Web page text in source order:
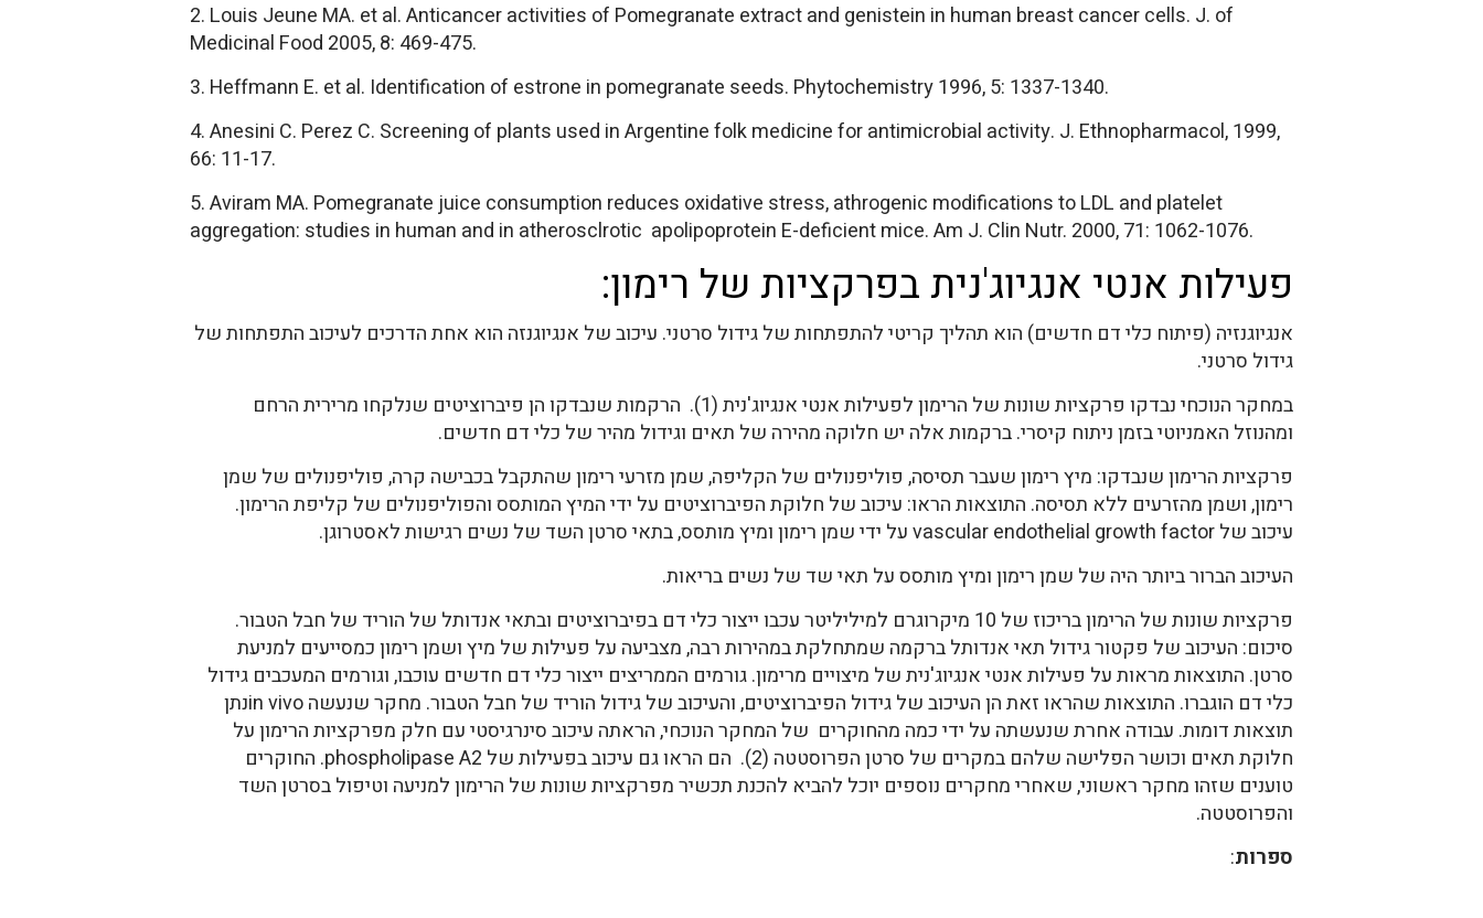
2. Louis Jeune MA. et al. Anticancer activities of Pomegranate extract and genistein in human breast cancer cells. J. of
Medicinal Food 2005, 8: 469-475.
3. Heffmann E. et al. Identification of estrone in pomegranate seeds. Phytochemistry 1996, 5: 1337-1340.
4. Anesini C. Perez C. Screening of plants used in Argentine folk medicine for antimicrobial activity. J. Ethnopharmacol, 1999,
66: 11-17.
5. Aviram MA. Pomegranate juice consumption reduces oxidative stress, athrogenic modifications to LDL and platelet
aggregation: studies in human and in atherosclrotic apolipoprotein E-deficient mice. Am J. Clin Nutr. 2000, 71: 1062-1076.
פעילות אנטי אנגיוג'נית בפרקציות של רימון:
אנגיוגנזיה (פיתוח כלי דם חדשים) הוא תהליך קריטי להתפתחות של גידול סרטני. עיכוב של אנגיוגנזה הוא אחת הדרכים לעיכוב התפתחות של
גידול סרטני.
במחקר הנוכחי נבדקו פרקציות שונות של הרימון לפעילות אנטי אנגיוג'נית (1). הרקמות שנבדקו הן פיברוציטים שנלקחו מרירית הרחם
ומהנוזל האמניוטי בזמן ניתוח קיסרי. ברקמות אלה יש חלוקה מהירה של תאים וגידול מהיר של כלי דם חדשים.
פרקציות הרימון שנבדקו: מיץ רימון שעבר תסיסה, פוליפנולים של הקליפה, שמן מזרעי רימון שהתקבל בכבישה קרה, פוליפנולים של שמן
רימון, ושמן מהזרעים ללא תסיסה. התוצאות הראו: עיכוב של חלוקת הפיברוציטים על ידי המיץ המותסס והפוליפנולים של קליפת הרימון.
עיכוב של vascular endothelial growth factor על ידי שמן רימון ומיץ מותסס, בתאי סרטן השד של נשים רגישות לאסטרוגן.
העיכוב הברור ביותר היה של שמן רימון ומיץ מותסס על תאי שד של נשים בריאות.
פרקציות שונות של הרימון בריכוז של 10 מיקרוגרם למיליליטר עכבו ייצור כלי דם בפיברוציטים ובתאי אנדותל של הוריד של חבל הטבור.
סיכום: העיכוב של פקטור גידול תאי אנדותל ברקמה שמתחלקת במהירות רבה, מצביעה על פעילות של מיץ ושמן רימון כמסייעים למניעת
סרטן. התוצאות מראות על פעילות אנטי אנגיוג'נית של מיצויים מרימון. גורמים הממריצים ייצור כלי דם חדשים עוכבו, וגורמים המעכבים גידול
כלי דם הוגברו. התוצאות שהראו זאת הן העיכוב של גידול הפיברוציטים, והעיכוב של גידול הוריד של חבל הטבור. מחקר שנעשה in vivoנתן
תוצאות דומות. עבודה אחרת שנעשתה על ידי כמה מהחוקרים של המחקר הנוכחי, הראתה עיכוב סינרגיסטי עם חלק מפרקציות הרימון על
חלוקת תאים וכושר הפלישה שלהם במקרים של סרטן הפרוסטטה (2). הם הראו גם עיכוב בפעילות של phospholipase A2. החוקרים
טוענים שזהו מחקר ראשוני, שאחרי מחקרים נוספים יוכל להביא להכנת תכשיר מפרקציות שונות של הרימון למניעה וטיפול בסרטן השד
והפרוסטטה.
ספרות: